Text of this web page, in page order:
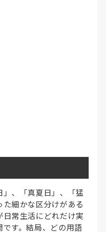
、「真夏日」、「猛
細かな区分けがある
常生活にどれだけ実
す。結局、どの用語